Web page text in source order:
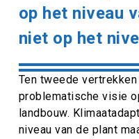
op het niveau
niet op het
Ten tweede
problematische visie
landbouw.
niveau van de plant